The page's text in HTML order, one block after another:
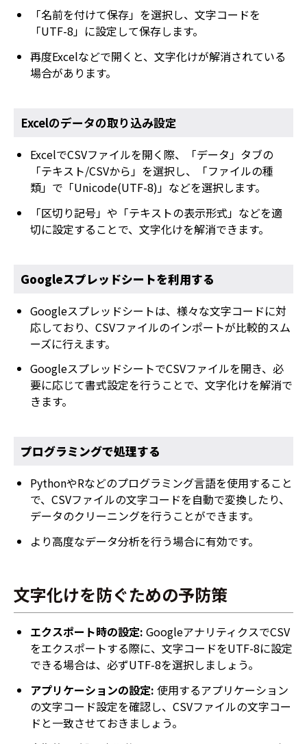
「名前を付けて保存」を選択し、文字コードを
「UTF-8」に設定して保存します。
再度Excelなどで開くと、文字化けが解消されている
場合があります。
Excelのデータの取り込み設定
ExcelでCSVファイルを開く際、「データ」タブの
「テキスト/CSVから」を選択し、「ファイルの種
類」で「Unicode(UTF-8)」などを選択します。
「区切り記号」や「テキストの表示形式」などを適
切に設定することで、文字化けを解消できます。
Googleスプレッドシートを利用する
Googleスプレッドシートは、様々な文字コードに対
応しており、CSVファイルのインポートが比較的スム
ーズに行えます。
GoogleスプレッドシートでCSVファイルを開き、必
要に応じて書式設定を行うことで、文字化けを解消で
きます。
プログラミングで処理する
PythonやRなどのプログラミング言語を使用すること
で、CSVファイルの文字コードを自動で変換したり、
データのクリーニングを行うことができます。
より高度なデータ分析を行う場合に有効です。
文字化けを防ぐための予防策
エクスポート時の設定: GoogleアナリティクスでCSV
をエクスポートする際に、文字コードをUTF-8に設定
できる場合は、必ずUTF-8を選択しましょう。
アプリケーションの設定: 使用するアプリケーション
の文字コード設定を確認し、CSVファイルの文字コー
ドと一致させておきましょう。